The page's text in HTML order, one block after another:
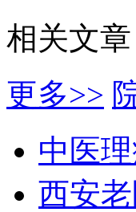
相关文章
更多>>
中医
西安